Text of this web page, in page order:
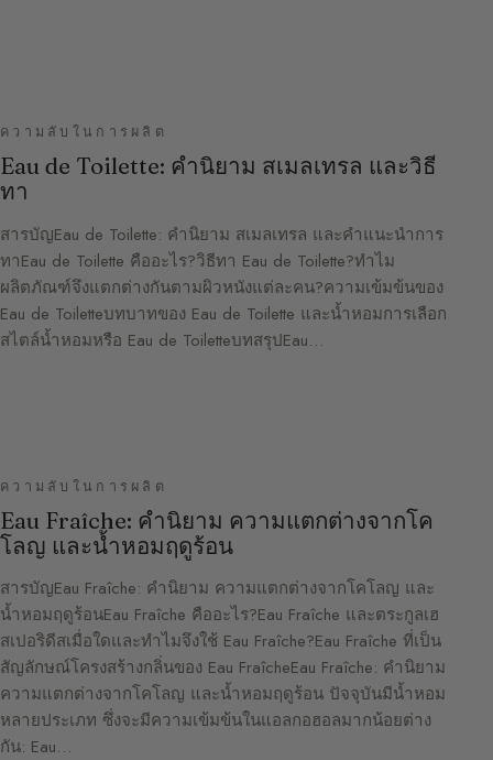
ความลับในการผลิต
Eau de Toilette: คำนิยาม สเมลเทรล และวิธี
ทา
สารบัญEau de Toilette: คำนิยาม สเมลเทรล และคำแนะนำการ
ทาEau de Toilette คืออะไร?วิธีทา Eau de Toilette?ทำไม
ผลิตภัณฑ์จึงแตกต่างกันตามผิวหนังแต่ละคน?ความเข้มข้นของ
Eau de Toiletteบทบาทของ Eau de Toilette และน้ำหอมการเลือก
สไตล์น้ำหอมหรือ Eau de ToiletteบทสรุปEau…
ความลับในการผลิต
Eau Fraîche: คำนิยาม ความแตกต่างจากโค
โลญ และน้ำหอมฤดูร้อน
สารบัญEau Fraîche: คำนิยาม ความแตกต่างจากโคโลญ และ
น้ำหอมฤดูร้อนEau Fraîche คืออะไร?Eau Fraîche และตระกูลเฮ
สเปอริดีสเมื่อใดและทำไมจึงใช้ Eau Fraîche?Eau Fraîche ที่เป็น
สัญลักษณ์โครงสร้างกลิ่นของ Eau FraîcheEau Fraîche: คำนิยาม
ความแตกต่างจากโคโลญ และน้ำหอมฤดูร้อน ปัจจุบันมีน้ำหอม
หลายประเภท ซึ่งจะมีความเข้มข้นในแอลกอฮอลมากน้อยต่าง
กัน: Eau…